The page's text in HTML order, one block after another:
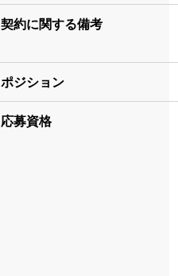
契約に関する備考
ポジション
応募資格